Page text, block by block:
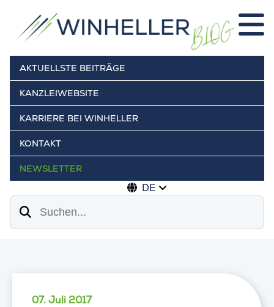
AKTUELLSTE BEITRÄGE
KANZLEIWEBSITE
KARRIERE BEI WINHELLER
KONTAKT
NEWSLETTER
DE
Suchen
07. Juli 2017